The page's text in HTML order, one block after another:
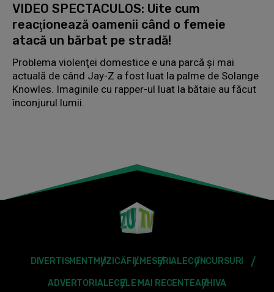
VIDEO SPECTACULOS: Uite cum
reacţionează oamenii când o femeie
atacă un bărbat pe stradă!
Problema violenţei domestice e una parcă şi mai
actuală de când Jay-Z a fost luat la palme de Solange
Knowles. Imaginile cu rapper-ul luat la bătaie au făcut
înconjurul lumii.
DIVERTISMENT MUZICĂFILMESERIALECONCURSURI
ADVERTORIALECELE MAI RECENTEARHIVA